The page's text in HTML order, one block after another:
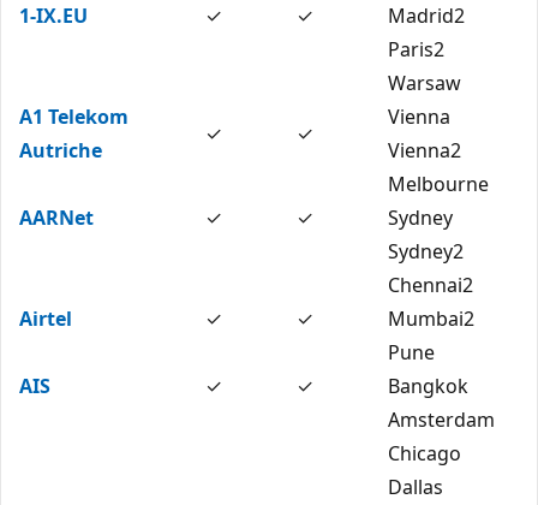
1-IX.EU ✓ ✓
Madrid2
Paris2
Warsaw
A1 Telekom
Autriche
✓ ✓
Vienna
Vienna2
AARNet ✓ ✓
Melbourne
Sydney
Sydney2
Airtel ✓ ✓
Chennai2
Mumbai2
Pune
AIS
✓ ✓ Bangkok
Amsterdam
Chicago
Dallas